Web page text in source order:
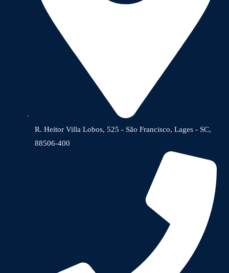
R. Heitor Villa Lobos, 525 - São Francisco, Lages - SC,
88506-400